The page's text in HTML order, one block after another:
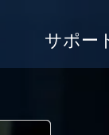
サポー